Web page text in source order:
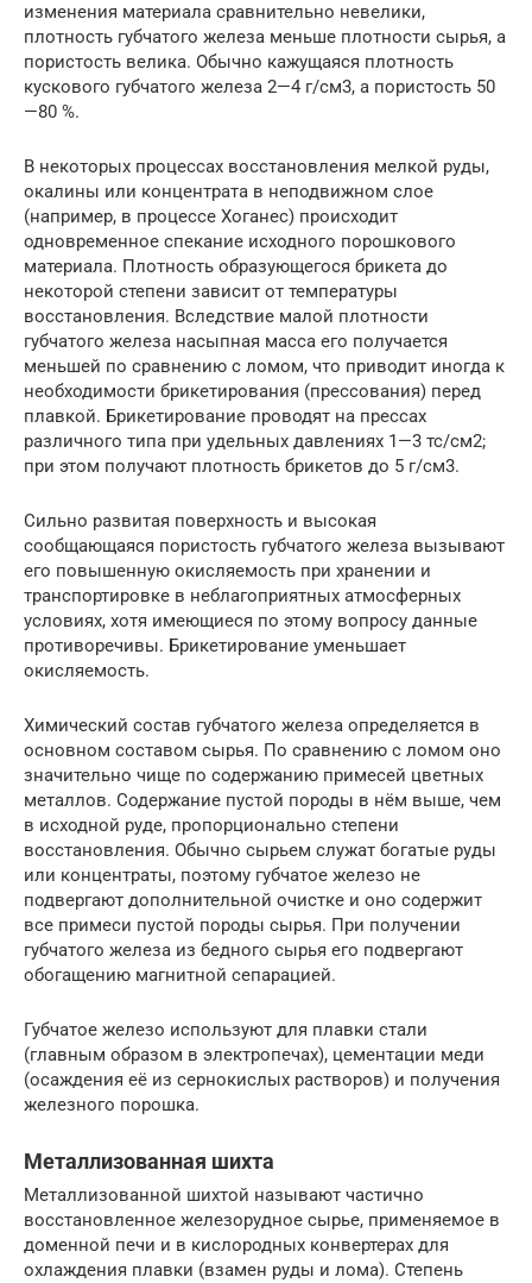
изменения материала сравнительно невелики,
плотность губчатого железа меньше плотности сырья, а
пористость велика. Обычно кажущаяся плотность
кускового губчатого железа 2—4 г/см3, а пористость 50
—80 %.
В некоторых процессах восстановления мелкой руды,
окалины или концентрата в неподвижном слое
(например, в процессе Хоганес) происходит
одновременное спекание исходного порошкового
материала. Плотность образующегося брикета до
некоторой степени зависит от температуры
восстановления. Вследствие малой плотности
губчатого железа насыпная масса его получается
меньшей по сравнению с ломом, что приводит иногда к
необходимости брикетирования (прессования) перед
плавкой. Брикетирование проводят на прессах
различного типа при удельных давлениях 1—3 тс/см2;
при этом получают плотность брикетов до 5 г/см3.
Сильно развитая поверхность и высокая
сообщающаяся пористость губчатого железа вызывают
его повышенную окисляемость при хранении и
транспортировке в неблагоприятных атмосферных
условиях, хотя имеющиеся по этому вопросу данные
противоречивы. Брикетирование уменьшает
окисляемость.
Химический состав губчатого железа определяется в
основном составом сырья. По сравнению с ломом оно
значительно чище по содержанию примесей цветных
металлов. Содержание пустой породы в нём выше, чем
в исходной руде, пропорционально степени
восстановления. Обычно сырьем служат богатые руды
или концентраты, поэтому губчатое железо не
подвергают дополнительной очистке и оно содержит
все примеси пустой породы сырья. При получении
губчатого железа из бедного сырья его подвергают
обогащению магнитной сепарацией.
Губчатое железо используют для плавки стали
(главным образом в электропечах), цементации меди
(осаждения её из сернокислых растворов) и получения
железного порошка.
Металлизованная шихта
Металлизованной шихтой называют частично
восстановленное железорудное сырье, применяемое в
доменной печи и в кислородных конвертерах для
охлаждения плавки (взамен руды и лома). Степень